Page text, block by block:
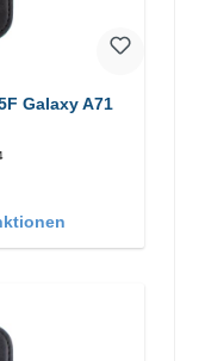
Galaxy A71